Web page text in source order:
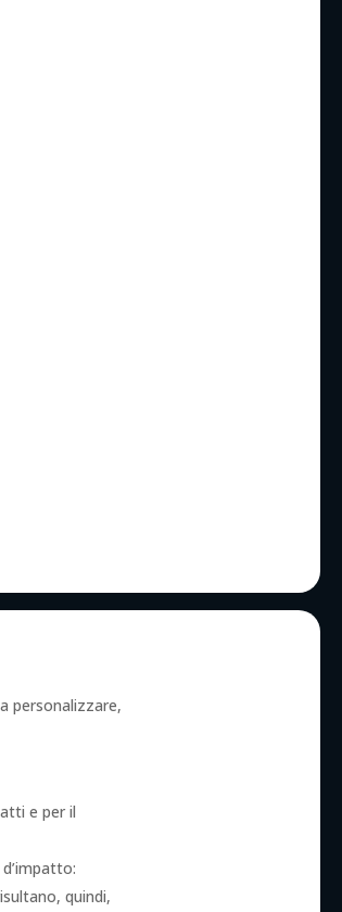
personalizzare,
e per il
quindi,